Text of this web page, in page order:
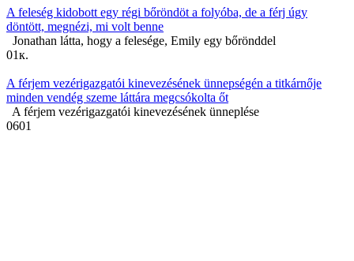
A feleség kidobott egy régi bőröndöt a folyóba, de a férj úgy
döntött, megnézi, mi volt benne
Jonathan látta, hogy a felesége, Emily egy bőrönddel
01к.
A férjem vezérigazgatói kinevezésének ünnepségén a titkárnője
minden vendég szeme láttára megcsókolta őt
A férjem vezérigazgatói kinevezésének ünneplése
0601